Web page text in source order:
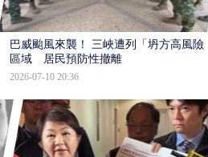
巴威颱風來襲！ 三峽遭列「坍方高風險
區域 居民預防性撤離
2026-07-10 20:36